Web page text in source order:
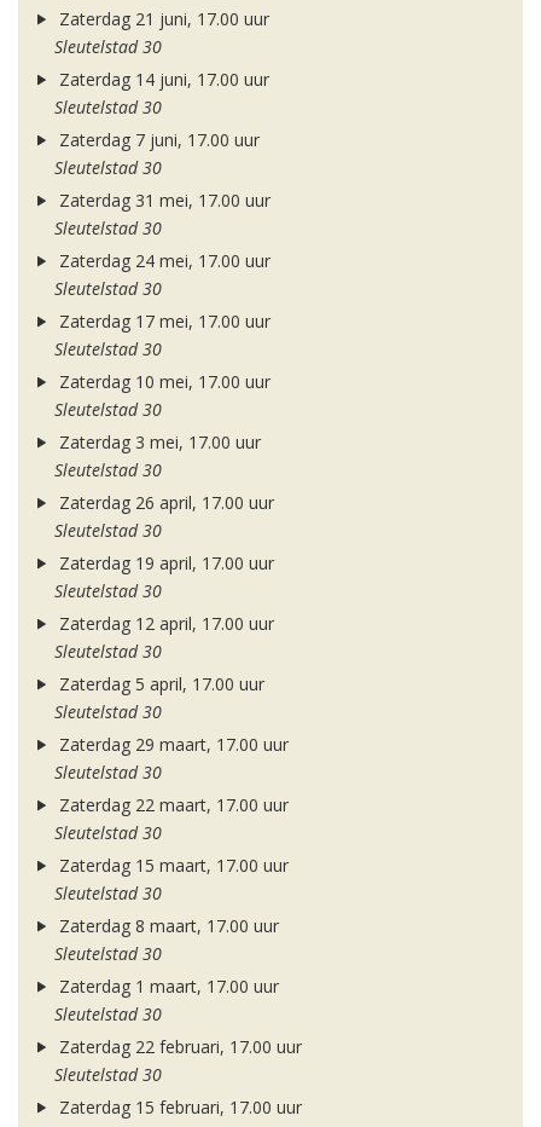
Zaterdag 21 juni, 17.00 uur
Sleutelstad 30
Zaterdag 14 juni, 17.00 uur
Sleutelstad 30
Zaterdag 7 juni, 17.00 uur
Sleutelstad 30
Zaterdag 31 mei, 17.00 uur
Sleutelstad 30
Zaterdag 24 mei, 17.00 uur
Sleutelstad 30
Zaterdag 17 mei, 17.00 uur
Sleutelstad 30
Zaterdag 10 mei, 17.00 uur
Sleutelstad 30
Zaterdag 3 mei, 17.00 uur
Sleutelstad 30
Zaterdag 26 april, 17.00 uur
Sleutelstad 30
Zaterdag 19 april, 17.00 uur
Sleutelstad 30
Zaterdag 12 april, 17.00 uur
Sleutelstad 30
Zaterdag 5 april, 17.00 uur
Sleutelstad 30
Zaterdag 29 maart, 17.00 uur
Sleutelstad 30
Zaterdag 22 maart, 17.00 uur
Sleutelstad 30
Zaterdag 15 maart, 17.00 uur
Sleutelstad 30
Zaterdag 8 maart, 17.00 uur
Sleutelstad 30
Zaterdag 1 maart, 17.00 uur
Sleutelstad 30
Zaterdag 22 februari, 17.00 uur
Sleutelstad 30
Zaterdag 15 februari, 17.00 uur